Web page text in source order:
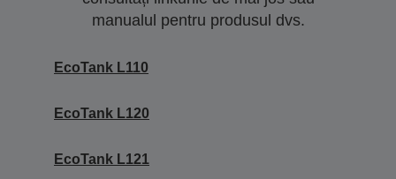
manualul pentru produsul dvs.
EcoTank L110
EcoTank L120
EcoTank L121